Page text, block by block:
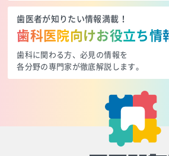
歯医者が知りたい情報満載！
歯科医院向けお役立ち情
歯科に関わる方、必見の情報を
各分野の専門家が徹底解説します。